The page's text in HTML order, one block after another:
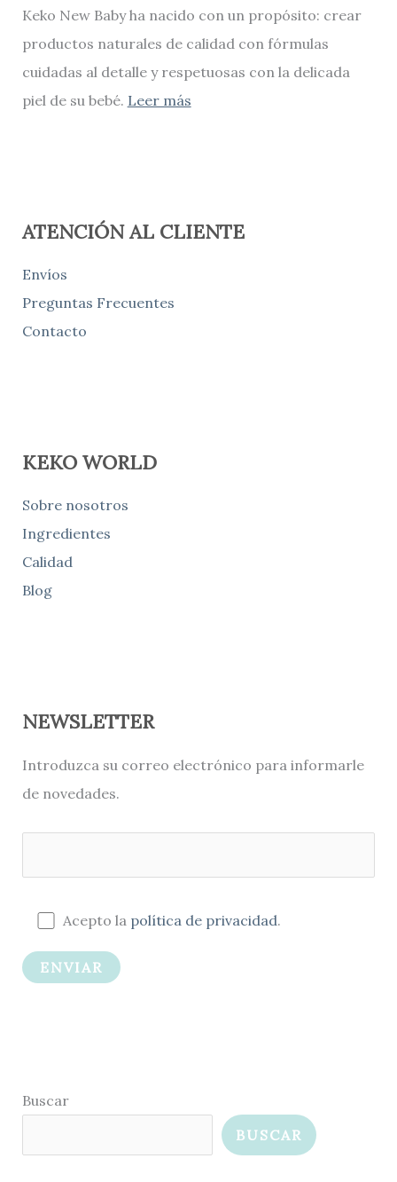
Keko New Baby ha nacido con un propósito: crear
productos naturales de calidad con fórmulas
cuidadas al detalle y respetuosas con la delicada
piel de su bebé. Leer más
ATENCIÓN AL CLIENTE
Envíos
Preguntas Frecuentes
Contacto
KEKO WORLD
Sobre nosotros
Ingredientes
Calidad
Blog
NEWSLETTER
Introduzca su correo electrónico para informarle
de novedades.
Acepto la política de privacidad.
Buscar
BUSCAR